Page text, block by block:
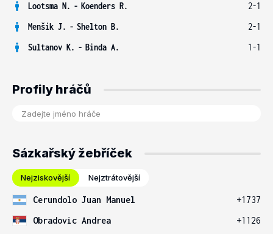
Lootsma N. - Koenders R.
2-1
Menšík J. - Shelton B.
2-1
Sultanov K. - Binda A. 1-1
Profily hráčů
Sázkařský žebříček
Nejziskovější Nejztrátovější
Cerundolo Juan Manuel
+1737
Obradovic Andrea
+1126